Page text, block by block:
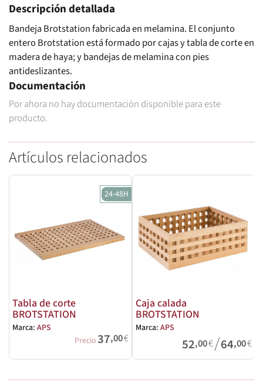
Descripción detallada
Bandeja Brotstation fabricada en melamina. El conjunto
entero Brotstation está formado por cajas y tabla de corte en
madera de haya; y bandejas de melamina con pies
antideslizantes.
Documentación
Por ahora no hay documentación disponible para este
producto.
Artículos relacionados
24-48H
Tabla de corte
BROTSTATION
Marca: APS
Precio37,00€
Caja calada
BROTSTATION
Marca: APS
52,00€/64,00€